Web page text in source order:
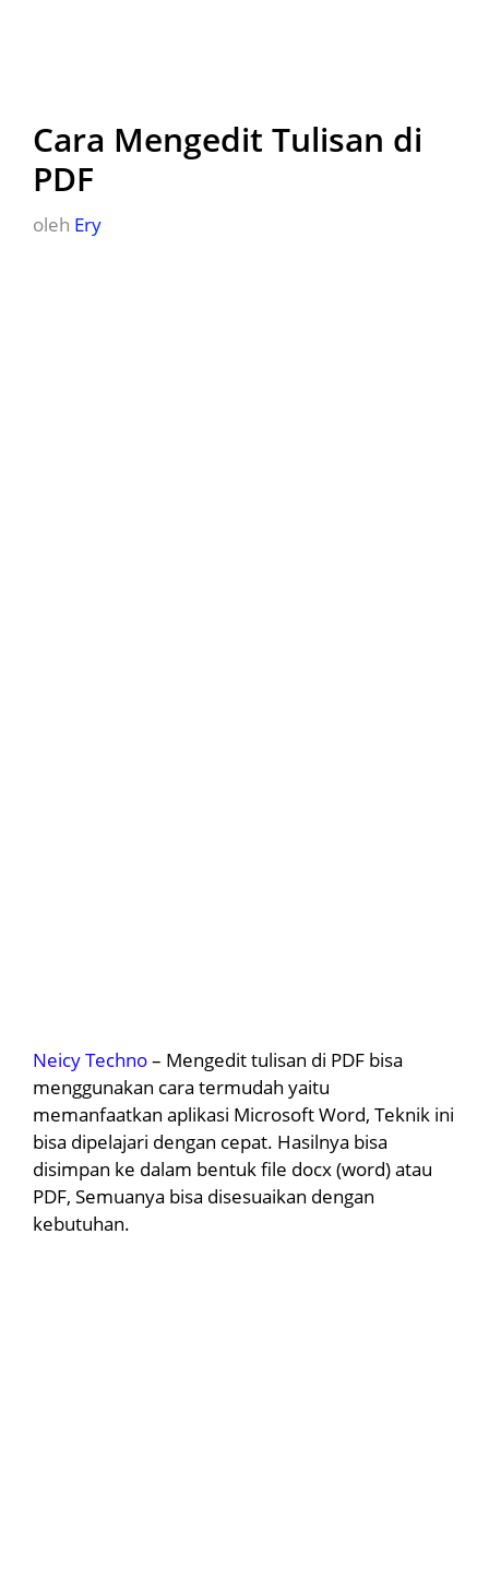
Cara Mengedit Tulisan di
PDF
oleh Ery
Neicy Techno– Mengedit tulisan di PDF bisa
menggunakan cara termudah yaitu
memanfaatkan aplikasi Microsoft Word, Teknik ini
bisa dipelajari dengan cepat. Hasilnya bisa
disimpan ke dalam bentuk file docx (word) atau
PDF, Semuanya bisa disesuaikan dengan
kebutuhan.